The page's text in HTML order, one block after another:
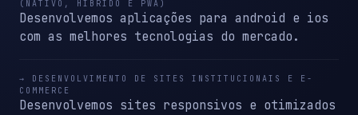
(NATIVO, HÍBRIDO E PWA)
Desenvolvemos aplicações para android e ios
com as melhores tecnologias do mercado.
→ DESENVOLVIMENTO DE SITES INSTITUCIONAIS E E-
COMMERCE
Desenvolvemos sites responsivos e otimizados